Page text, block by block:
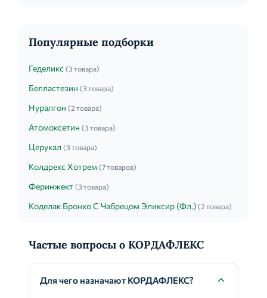
Популярные подборки
Геделикс (3 товара)
Белластезин (3 товара)
Нуралгон (2 товара)
Атомоксетин (3 товара)
Церукал (3 товара)
Колдрекс Хотрем (7 товаров)
Феринжект (3 товара)
Коделак Бронхо С Чабрецом Эликсир (Фл.) (2 товара)
Частые вопросы о КОРДАФЛЕКС
Для чего назначают КОРДАФЛЕКС?